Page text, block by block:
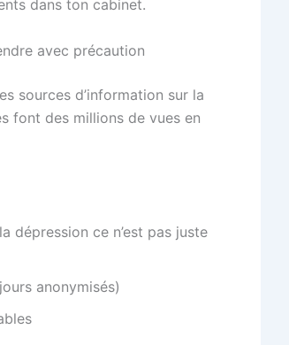
dans ton cabinet.
avec précaution
sources d’information sur la
font des millions de vues en
dépression ce n’est pas juste
anonymisés)